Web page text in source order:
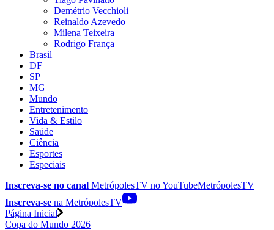
Demétrio Vecchioli
Reinaldo Azevedo
Milena Teixeira
Rodrigo França
Brasil
DF
SP
MG
Mundo
Entretenimento
Vida & Estilo
Saúde
Ciência
Esportes
Especiais
Inscreva-se no canal MetrópolesTV noYouTubeMetrópolesTV
Inscreva-se na MetrópolesTV
Página Inicial
Copa do Mundo 2026